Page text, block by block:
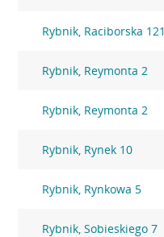
Rybnik, Raciborska 121
Rybnik, Reymonta 2
Rybnik, Reymonta 2
Rybnik, Rynek 10
Rybnik, Rynkowa 5
Rybnik, Sobieskiego 7